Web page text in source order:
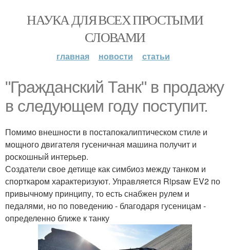
НАУКА ДЛЯ ВСЕХ ПРОСТЫМИ
СЛОВАМИ
главная новости статьи
"Гражданский Танк" в продажу
в следующем году поступит.
Помимо внешности в постапокалиптическом стиле и
мощного двигателя гусеничная машина получит и
роскошный интерьер.
Создатели свое детище как симбиоз между танком и
спорткаром характеризуют. Управляется Ripsaw EV2 по
привычному принципу, то есть снабжен рулем и
педалями, но по поведению - благодаря гусеницам -
определенно ближе к танку